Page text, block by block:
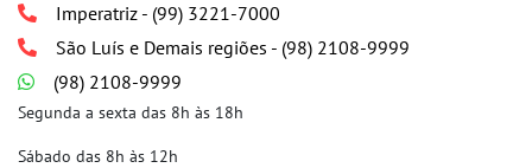
Imperatriz - (99) 3221-7000
São Luís e Demais regiões - (98) 2108-9999
(98) 2108-9999
Segunda a sexta das 8h às 18h
Sábado das 8h às 12h